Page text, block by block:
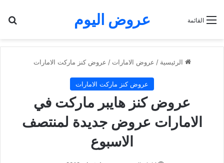
عروض اليوم القائمة
الرئيسية / عروض الامارات / عروض كنز ماركت الامارات
عروض كنز ماركت الامارات
عروض كنز هايبر ماركت في
الامارات عروض جديدة لمنتصف
الاسبوع